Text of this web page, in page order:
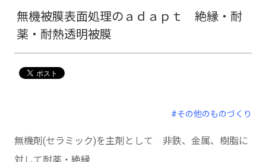
無機被膜表面処理のａｄａｐｔ 絶縁・耐
薬・耐熱透明被膜
#その他のものづくり
無機剤(セラミック)を主剤として 非鉄、金属、樹脂に